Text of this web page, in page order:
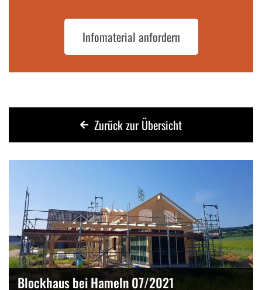
Infomaterial anfordern
Zurück zur Übersicht
Blockhaus bei Hameln 07/2021